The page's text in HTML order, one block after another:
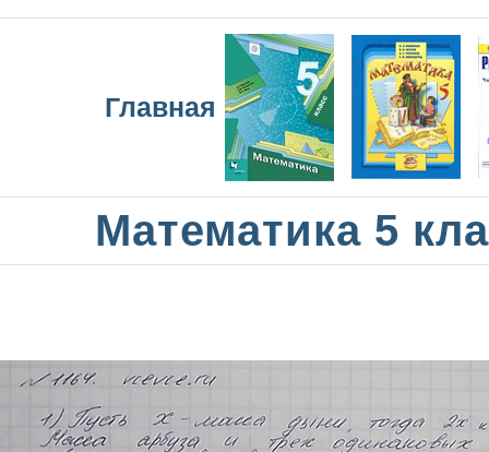
Главная
Математика 5